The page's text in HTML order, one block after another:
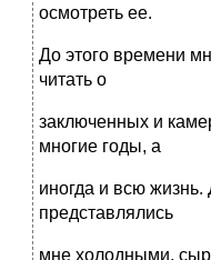
осмотреть ее.
До этого времени
читать о
заключенных и
многие годы, а
иногда и всю
представлялись
мне холодными,